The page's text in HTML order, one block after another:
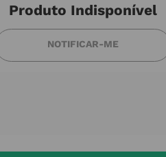
Produto Indisponível
NOTIFICAR-ME